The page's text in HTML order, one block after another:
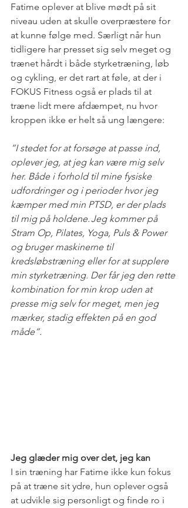
Fatime oplever at blive mødt på sit
niveau uden at skulle overpræstere for
at kunne følge med. Særligt når hun
tidligere har presset sig selv meget og
trænet hårdt i både styrketræning, løb
og cykling, er det rart at føle, at der i
FOKUS Fitness også er plads til at
træne lidt mere afdæmpet, nu hvor
kroppen ikke er helt så ung længere:
”I stedet for at forsøge at passe ind,
oplever jeg, at jeg kan være mig selv
her. Både i forhold til mine fysiske
udfordringer og i perioder hvor jeg
kæmper med min PTSD, er der plads
til mig på holdene. Jeg kommer på
Stram Op, Pilates, Yoga, Puls & Power
og bruger maskinerne til
kredsløbstræning eller for at supplere
min styrketræning. Der får jeg den rette
kombination for min krop uden at
presse mig selv for meget, men jeg
mærker, stadig effekten på en god
måde”.
Jeg glæder mig over det, jeg kan
I sin træning har Fatime ikke kun fokus
på at træne sit ydre, hun oplever også
at udvikle sig personligt og finde ro i